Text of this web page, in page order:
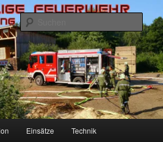
Polling
Einsätze Technik